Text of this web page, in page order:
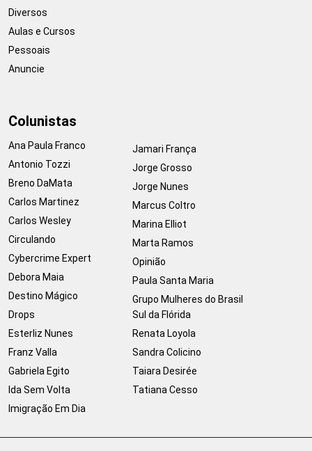
Diversos
Aulas e Cursos
Pessoais
Anuncie
Colunistas
Ana Paula Franco
Antonio Tozzi
Breno DaMata
Carlos Martinez
Carlos Wesley
Circulando
Cybercrime Expert
Debora Maia
Destino Mágico
Drops
Esterliz Nunes
Franz Valla
Gabriela Egito
Ida Sem Volta
Imigração Em Dia
Jamari França
Jorge Grosso
Jorge Nunes
Marcus Coltro
Marina Elliot
Marta Ramos
Opinião
Paula Santa Maria
Grupo Mulheres do Brasil
Sul da Flórida
Renata Loyola
Sandra Colicino
Taiara Desirée
Tatiana Cesso